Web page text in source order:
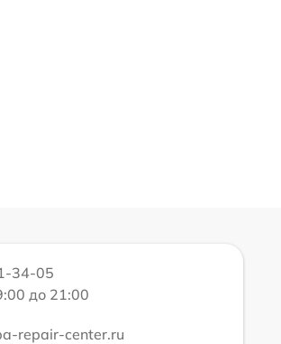
34-05
до 21:00
repair-center.ru